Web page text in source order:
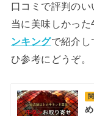
口コミで評判の
当に美味しかった
ンキングで紹介し
ひ参考にどうぞ。